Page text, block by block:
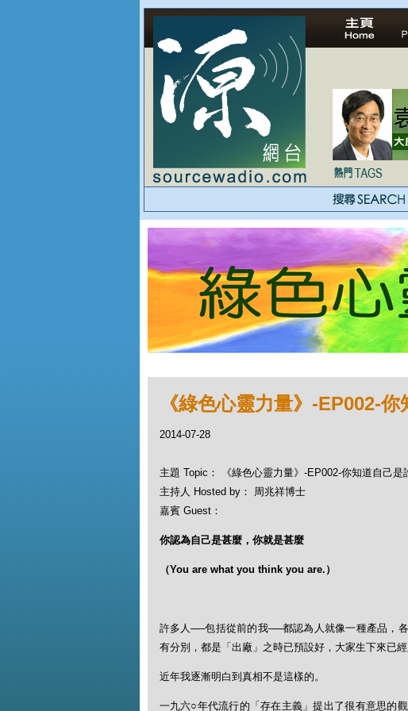
《綠色心靈力量》-EP002-
2014-07-28
主題 Topic： 《綠色心靈力量》-EP002-你知道自己是
主持人 Hosted by： 周兆祥博士
嘉賓 Guest：
你認為自己是甚麼，你就是甚麼
（You are what you think you are. ）
許多人──包括從前的我──都認為人就像一種產品，
有分別，都是「出廠」之時已預設好，大家生下來已經
近年我逐漸明白到真相不是這樣的。
一九六○年代流行的「存在主義」提出了很有意思的